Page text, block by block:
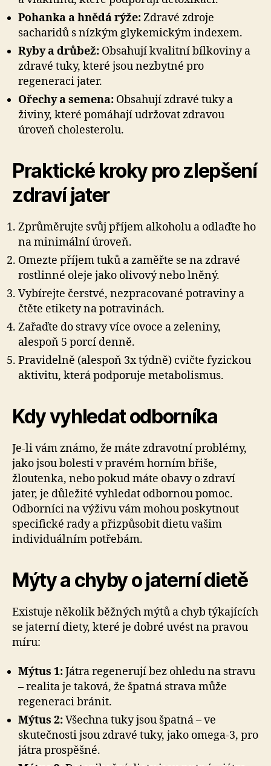
Pohanka a hnědá rýže:Zdravé zdroje
sacharidů s nízkým glykemickým indexem.
Ryby a drůbež: Obsahují kvalitní bílkoviny a
zdravé tuky, které jsou nezbytné pro
regeneraci jater.
Ořechy a semena: Obsahují zdravé tuky a
živiny, které pomáhají udržovat zdravou
úroveň cholesterolu.
Praktické kroky pro zlepšení
zdraví jater
Zprůměrujte svůj příjem alkoholu a odlaďte ho
na minimální úroveň.
Omezte příjem tuků a zaměřte se na zdravé
rostlinné oleje jako olivový nebo lněný.
Vybírejte čerstvé, nezpracované potraviny a
čtěte etikety na potravinách.
Zařaďte do stravy více ovoce a zeleniny,
alespoň 5 porcí denně.
Pravidelně (alespoň 3x týdně) cvičte fyzickou
aktivitu, která podporuje metabolismus.
Kdy vyhledat odborníka
Je-li vám známo, že máte zdravotní problémy,
jako jsou bolesti v pravém horním břiše,
žloutenka, nebo pokud máte obavy o zdraví
jater, je důležité vyhledat odbornou pomoc.
Odborníci na výživu vám mohou poskytnout
specifické rady a přizpůsobit dietu vašim
individuálním potřebám.
Mýty a chyby o jaterní dietě
Existuje několik běžných mýtů a chyb týkajících
se jaterní diety, které je dobré uvést na pravou
míru:
Mýtus 1:Játra regenerují bez ohledu na stravu
– realita je taková, že špatná strava může
regeneraci bránit.
Mýtus 2:Všechna tuky jsou špatná – ve
skutečnosti jsou zdravé tuky, jako omega-3, pro
játra prospěšné.